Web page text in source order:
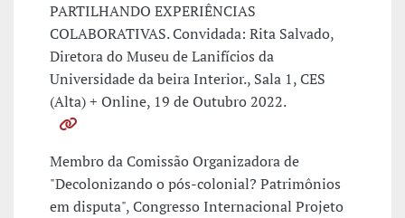
PARTILHANDO EXPERIÊNCIAS
COLABORATIVAS. Convidada: Rita Salvado,
Diretora do Museu de Lanifícios da
Universidade da beira Interior., Sala 1, CES
(Alta) + Online, 19 de Outubro 2022.
Membro da Comissão Organizadora de
"Decolonizando o pós-colonial? Patrimônios
em disputa", Congresso Internacional Projeto